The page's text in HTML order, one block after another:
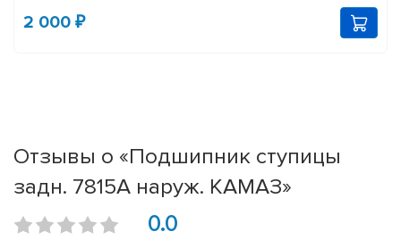
2 000 ₽
Отзывы о «Подшипник ступицы
задн. 7815А наруж. КАМАЗ»
0.0